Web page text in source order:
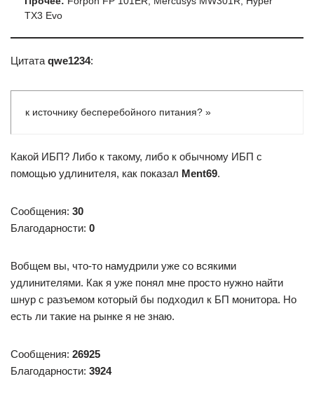
TX3 Evo
Цитата qwe1234:
к источнику бесперебойного питания? »
Какой ИБП? Либо к такому, либо к обычному ИБП с
помощью удлинителя, как показал Ment69.
Сообщения: 30
Благодарности: 0
Вобщем вы, что-то намудрили уже со всякими
удлинителями. Как я уже понял мне просто нужно найти
шнур с разъемом который бы подходил к БП монитора. Но
есть ли такие на рынке я не знаю.
Сообщения: 26925
Благодарности: 3924